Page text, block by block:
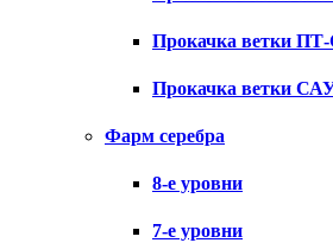
Прокачка ветки
Прокачка ветки
Фарм серебра
8-е уровни
7-е уровни